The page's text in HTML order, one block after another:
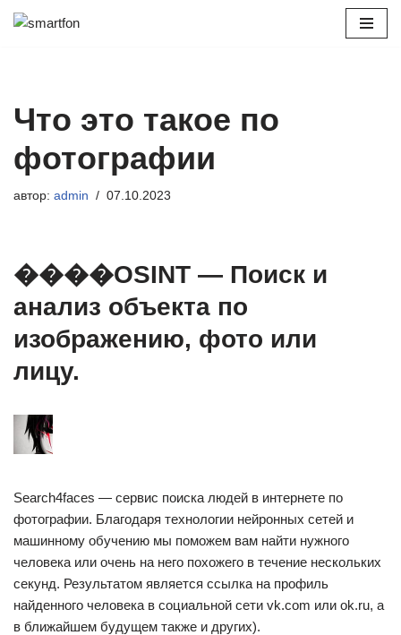
Что это такое по
фотографии
автор: admin 07.10.2023
��‍��OSINT — Поиск и
анализ объекта по
изображению, фото или
лицу.
Search4faces — сервис поиска людей в интернете по
фотографии. Благодаря технологии нейронных сетей и
машинному обучению мы поможем вам найти нужного
человека или очень на него похожего в течение нескольких
секунд. Результатом является ссылка на профиль
найденного человека в социальной сети vk.com или ok.ru, а
в ближайшем будущем также и других).